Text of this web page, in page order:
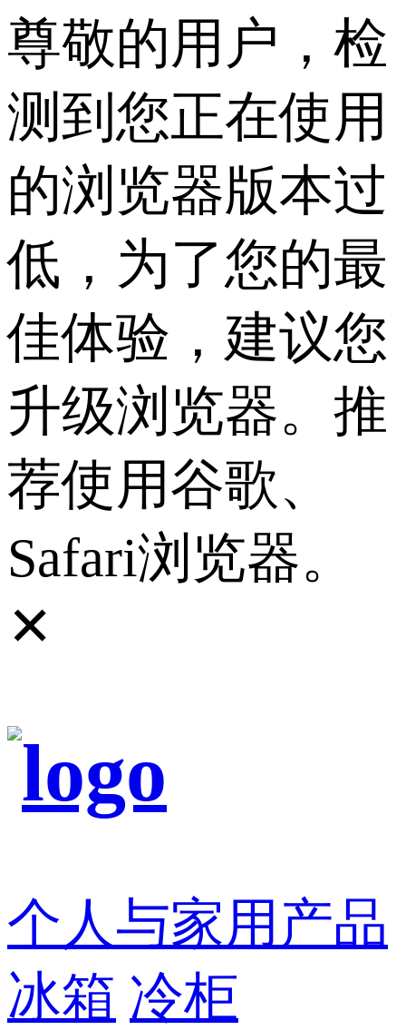
尊敬的用户，检
测到您正在使用
的浏览器版本过
低，为了您的最
佳体验，建议您
升级浏览器。推
荐使用谷歌、
Safari浏览器。
✕
个人与家用产品
冰箱 冷柜